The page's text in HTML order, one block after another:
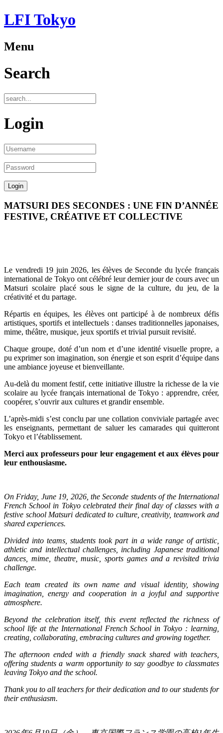
LFI Tokyo
Menu
Search
Login
MATSURI DES SECONDES : UNE FIN D’ANNÉE
FESTIVE, CRÉATIVE ET COLLECTIVE
Le vendredi 19 juin 2026, les élèves de Seconde du lycée français
international de Tokyo ont célébré leur dernier jour de cours avec un
Matsuri scolaire placé sous le signe de la culture, du jeu, de la
créativité et du partage.
Répartis en équipes, les élèves ont participé à de nombreux défis
artistiques, sportifs et intellectuels : danses traditionnelles japonaises,
mime, théâtre, musique, jeux sportifs et trivial pursuit revisité.
Chaque groupe, doté d’un nom et d’une identité visuelle propre, a
pu exprimer son imagination, son énergie et son esprit d’équipe dans
une ambiance joyeuse et bienveillante.
Au-delà du moment festif, cette initiative illustre la richesse de la vie
scolaire au lycée français international de Tokyo : apprendre, créer,
coopérer, s’ouvrir aux cultures et grandir ensemble.
L’après-midi s’est conclu par une collation conviviale partagée avec
les enseignants, permettant de saluer les camarades qui quitteront
Tokyo et l’établissement.
Merci aux professeurs pour leur engagement et aux élèves pour
leur enthousiasme.
On Friday, June 19, 2026, the Seconde students of the International
French School in Tokyo celebrated their final day of classes with a
festive school Matsuri dedicated to culture, creativity, teamwork and
shared experiences.
Divided into teams, students took part in a wide range of artistic,
athletic and intellectual challenges, including Japanese traditional
dances, mime, theatre, music, sports games and a revisited trivia
challenge.
Each team created its own name and visual identity, showing
imagination, energy and cooperation in a joyful and supportive
atmosphere.
Beyond the celebration itself, this event reflected the richness of
school life at the International French School in Tokyo : learning,
creating, collaborating, embracing cultures and growing together.
The afternoon ended with a friendly snack shared with teachers,
offering students a warm opportunity to say goodbye to classmates
leaving Tokyo and the school.
Thank you to all teachers for their dedication and to our students for
their enthusiasm.